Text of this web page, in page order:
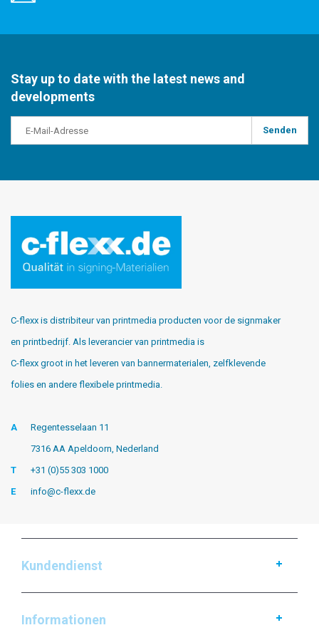
Stay up to date with the latest news and
developments
Senden
C-flexx is distribiteur van printmedia producten voor de signmaker
en printbedrijf. Als leverancier van printmedia is
C-flexx groot in het leveren van bannermaterialen, zelfklevende
folies en andere flexibele printmedia.
A
Regentesselaan 11
7316 AA Apeldoorn, Nederland
T
+31 (0)55 303 1000
E
info@c-flexx.de
Kundendienst
Informationen